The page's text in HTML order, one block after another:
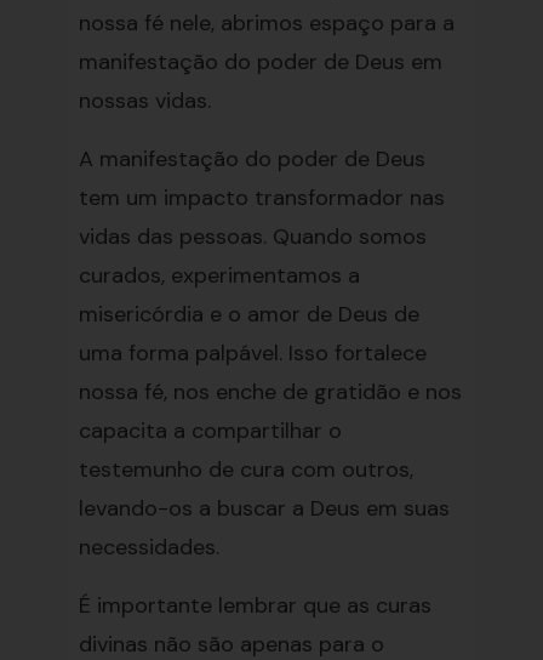
nossa fé nele, abrimos espaço para a
manifestação do poder de Deus em
nossas vidas.
A manifestação do poder de Deus
tem um impacto transformador nas
vidas das pessoas. Quando somos
curados, experimentamos a
misericórdia e o amor de Deus de
uma forma palpável. Isso fortalece
nossa fé, nos enche de gratidão e nos
capacita a compartilhar o
testemunho de cura com outros,
levando-os a buscar a Deus em suas
necessidades.
É importante lembrar que as curas
divinas não são apenas para o